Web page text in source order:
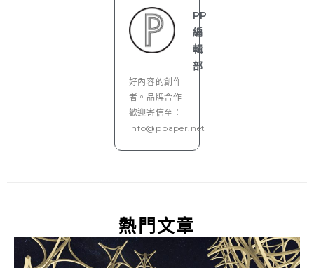
PP
編
輯
部
好內容的創作
者。品牌合作
歡迎寄信至：
info@ppaper.net
熱門文章